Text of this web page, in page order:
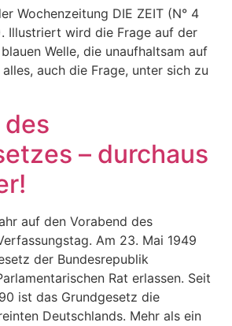
Wochenzeitung DIE ZEIT (N° 4
Illustriert wird die Frage auf der
Welle, die unaufhaltsam auf
auch die Frage, unter sich zu
des
– durchaus
auf den Vorabend des
Am 23. Mai 1949
der Bundesrepublik
Rat erlassen. Seit
ist das Grundgesetz die
Deutschlands. Mehr als ein